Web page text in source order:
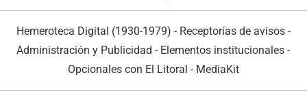
Hemeroteca Digital (1930-1979) - Receptorías de avisos -
Administración y Publicidad - Elementos institucionales -
Opcionales con El Litoral - MediaKit